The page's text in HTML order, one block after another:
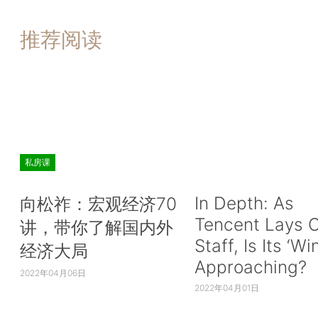
推荐阅读
私房课
向松祚：宏观经济70
讲，带你了解国内外
经济大局
2022年04月06日
In Depth: As
Tencent Lays
Staff, Is Its
Approaching?
2022年04月01日